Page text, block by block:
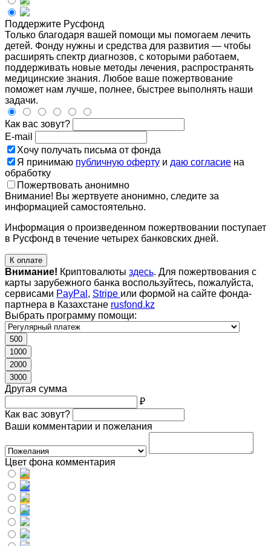
Поддержите Русфонд
Только благодаря вашей помощи мы помогаем лечить
детей. Фонду нужны и средства для развития — чтобы
расширять спектр диагнозов, с которыми работаем,
поддерживать новые методы лечения, распространять
медицинские знания. Любое ваше пожертвование
поможет нам лучше, полнее, быстрее выполнять наши
задачи.
Как вас зовут?
E-mail
Хочу получать письма от фонда
Я принимаю публичную оферту и даю согласие на
обработку
Пожертвовать анонимно
Внимание! Вы жертвуете анонимно, следите за
информацией самостоятельно.
Информация о произведенном пожертвовании поступает
в Русфонд в течение четырех банковских дней.
К оплате
Внимание! Криптовалюты здесь. Для пожертвования с
карты зарубежного банка воспользуйтесь, пожалуйста,
сервисами PayPal , Stripe или формой на сайте фонда-
партнера в Казахстане rusfond.kz
Выбрать программу помощи:
500
1000
2000
3000
Другая сумма
₽
Как вас зовут?
Ваши комментарии и пожелания
Цвет фона комментария